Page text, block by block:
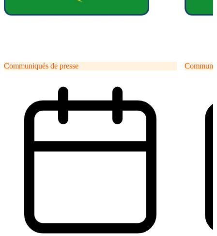
Communiqués de presse